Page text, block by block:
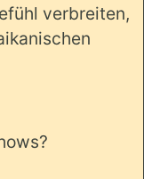
verbreiten,